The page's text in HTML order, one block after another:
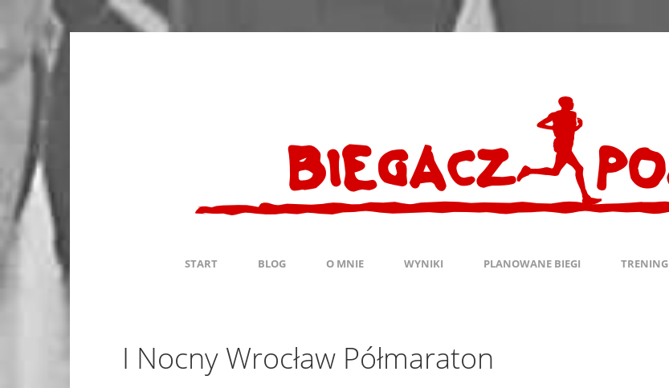
START BLOG O MNIE WYNIKI PLANOWANE BIEGI TRENING
I Nocny Wrocław Półmaraton